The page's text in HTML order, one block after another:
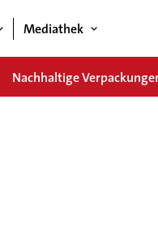
Mediathek
Nachhaltige